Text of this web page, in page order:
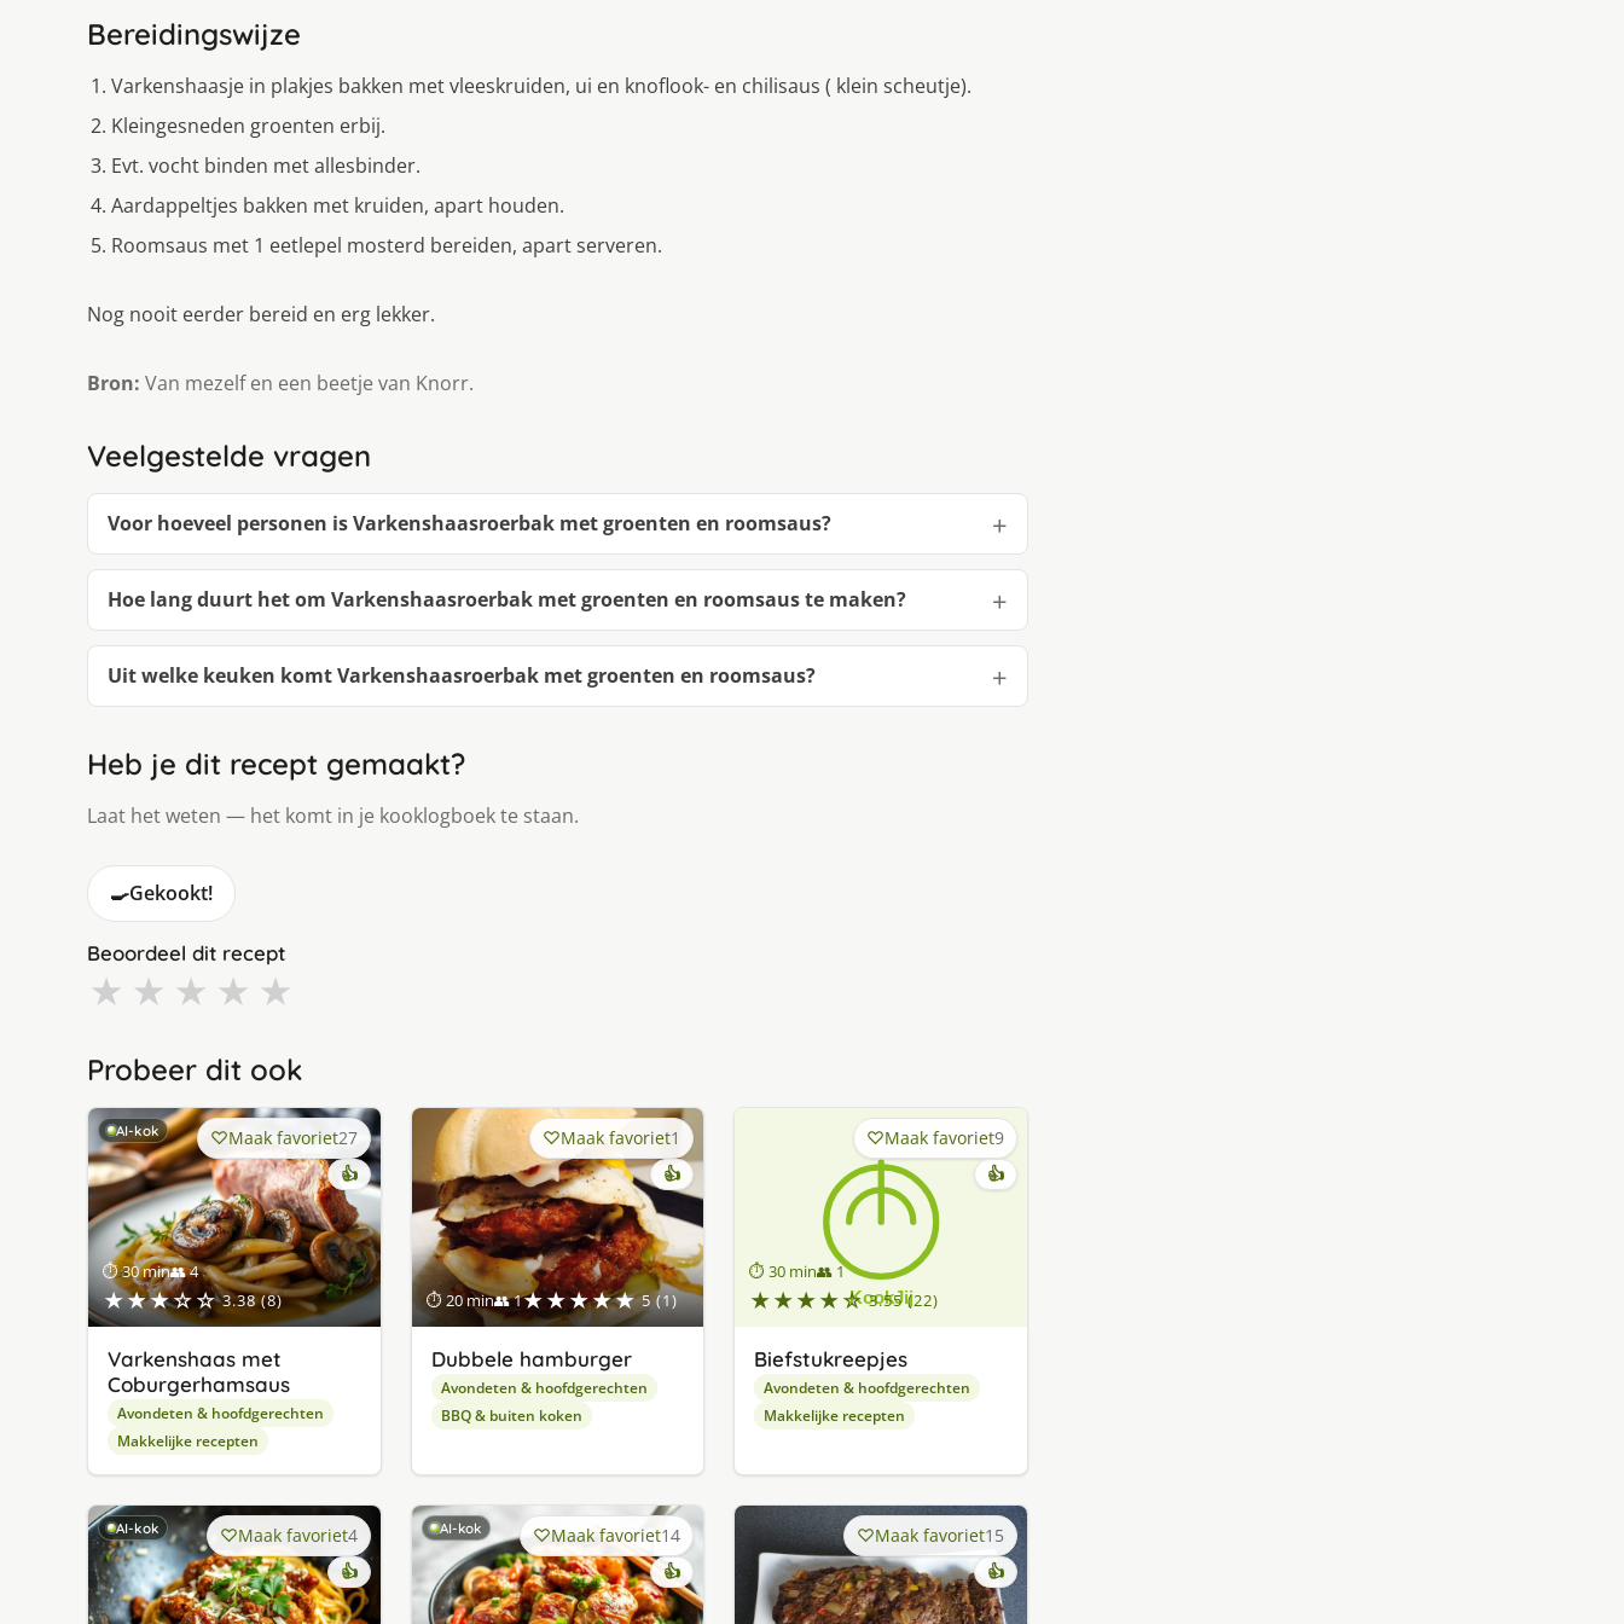
Bereidingswijze
Varkenshaasje in plakjes bakken met vleeskruiden, ui en knoflook- en chilisaus ( klein scheutje).
Kleingesneden groenten erbij.
Evt. vocht binden met allesbinder.
Aardappeltjes bakken met kruiden, apart houden.
Roomsaus met 1 eetlepel mosterd bereiden, apart serveren.
Nog nooit eerder bereid en erg lekker.
Bron: Van mezelf en een beetje van Knorr.
Veelgestelde vragen
Voor hoeveel personen is Varkenshaasroerbak met groenten en roomsaus?
Hoe lang duurt het om Varkenshaasroerbak met groenten en roomsaus te maken?
Uit welke keuken komt Varkenshaasroerbak met groenten en roomsaus?
Heb je dit recept gemaakt?
Laat het weten — het komt in je kooklogboek te staan.
🍳Gekookt!
Beoordeel dit recept
★ ★ ★ ★ ★
Probeer dit ook
AI-kok
⏱ 30 min👥 4
★★★☆☆ 3.38 (8)
Maak favoriet27
👍
Varkenshaas met
Coburgerhamsaus
Avondeten & hoofdgerechten
Makkelijke recepten
⏱ 20 min👥 1★★★★★ 5 (1)
Maak favoriet1
👍
Dubbele hamburger
Avondeten & hoofdgerechten
BBQ & buiten koken
⏱ 30 min👥 1
★★★★☆ 3.55 (22)
Maak favoriet9
👍
Biefstukreepjes
Avondeten & hoofdgerechten
Makkelijke recepten
AI-kok Maak favoriet4
👍
AI-kok Maak favoriet14
👍
Maak favoriet15
👍